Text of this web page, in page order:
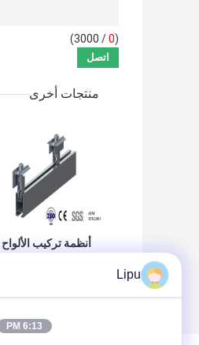
(
0
/ 3000)
منتجات أخرى
أنظمة تركيب الألواح
Lipu
6:13 PM